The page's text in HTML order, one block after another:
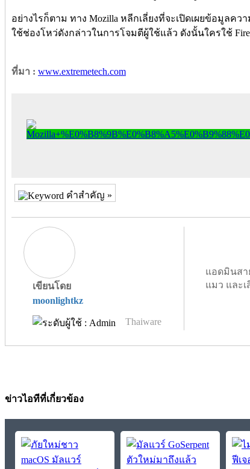
อย่างไรก็ตาม ทาง Mozilla หลีกเลี่ยงที่จะเปิดเผยข้อมูลค
ใช้ช่องโหว่ดังกล่าวในการโจมตีผู้ใช้แล้ว ดังนั้นใครใช้
ที่มา : www.extremetech.com
คำสำคัญ »
เขียนโดย
moonlightkz
Thaiware
แอดมินสา
แมว และเ
ข่าวไอทีที่เกี่ยวข้อง